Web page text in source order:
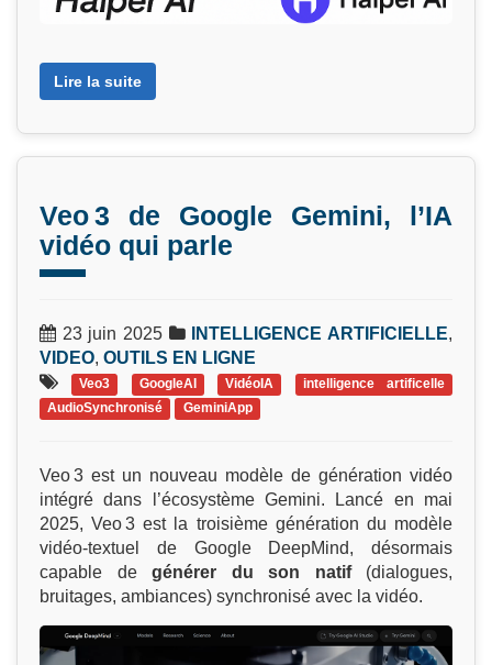
Lire la suite
Veo 3 de Google Gemini, l’IA
vidéo qui parle
23 juin 2025 INTELLIGENCE ARTIFICIELLE,
VIDEO, OUTILS EN LIGNE
Veo3 GoogleAI VidéoIA
intelligence artificelle
AudioSynchronisé
GeminiApp
Veo 3 est un nouveau modèle de génération vidéo
intégré dans l’écosystème Gemini. Lancé en mai
2025, Veo 3 est la troisième génération du modèle
vidéo-textuel de Google DeepMind, désormais
capable de générer du son natif(dialogues,
bruitages, ambiances) synchronisé avec la vidéo.